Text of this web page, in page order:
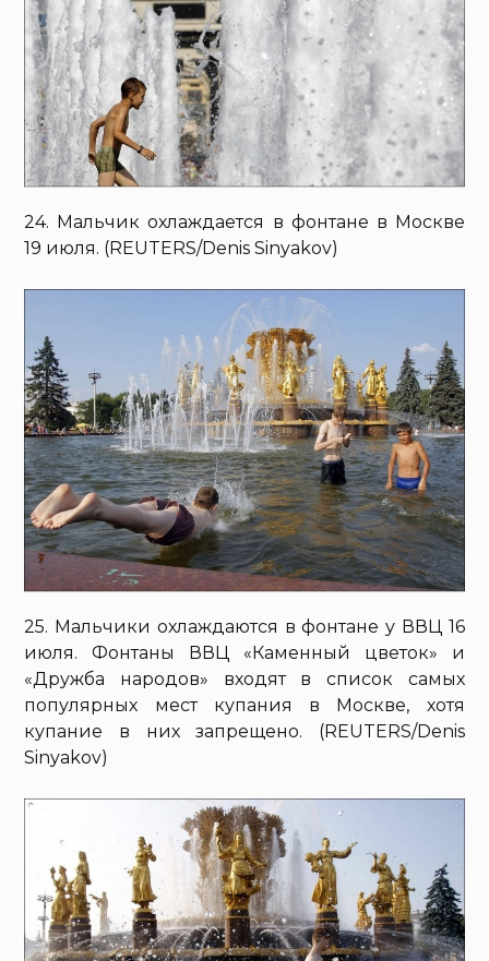
24. Мальчик охлаждается в фонтане в Москве
19 июля. (REUTERS/Denis Sinyakov)
25. Мальчики охлаждаются в фонтане у ВВЦ 16
июля. Фонтаны ВВЦ «Каменный цветок» и
«Дружба народов» входят в список самых
популярных мест купания в Москве, хотя
купание в них запрещено. (REUTERS/Denis
Sinyakov)